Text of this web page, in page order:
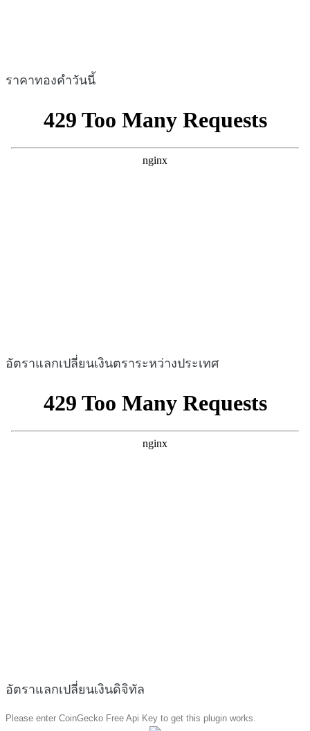
ราคาทองคำวันนี้
อัตราแลกเปลี่ยนเงินตราระหว่างประเทศ
อัตราแลกเปลี่ยนเงินดิจิทัล
Please enter CoinGecko Free Api Key to get this plugin works.